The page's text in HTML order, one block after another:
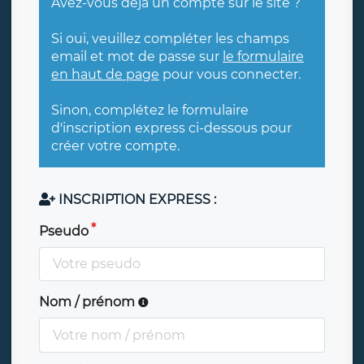
Si oui, veuillez compléter les champs
email et mot de passe sur le formulaire
en haut de page pour vous connecter.
Sinon, complétez le formulaire
d'inscription express ci-dessous pour
créer votre compte.
INSCRIPTION EXPRESS :
Pseudo
Nom / prénom